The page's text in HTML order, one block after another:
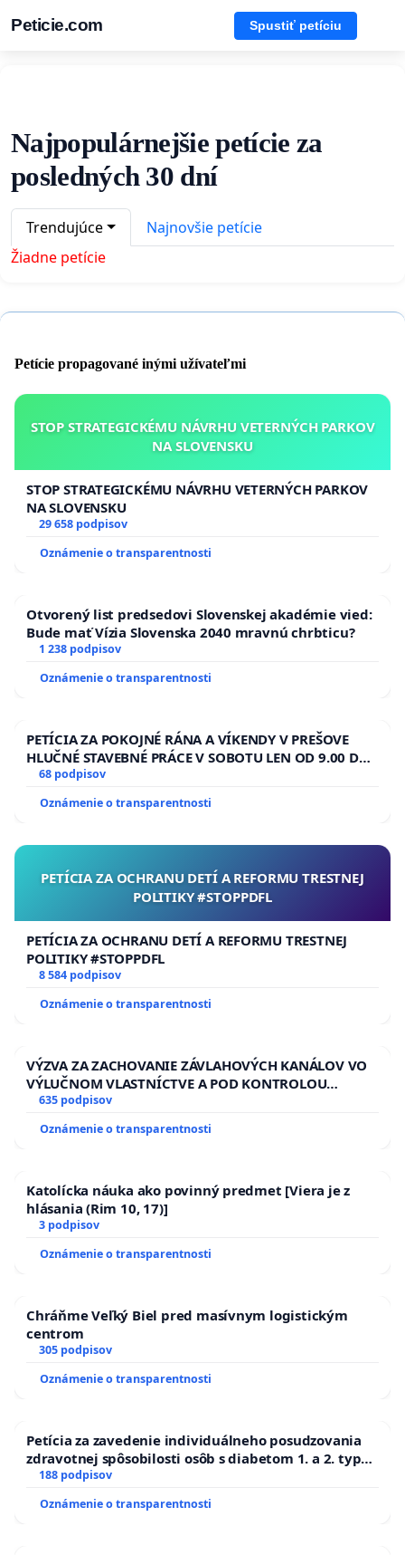
Peticie.com Spustiť petíciu
Najpopulárnejšie petície za
posledných 30 dní
Trendujúce
Najnovšie petície
Žiadne petície
Petície propagované inými užívateľmi
STOP STRATEGICKÉMU NÁVRHU VETERNÝCH PARKOV
NA SLOVENSKU
STOP STRATEGICKÉMU NÁVRHU VETERNÝCH PARKOV
NA SLOVENSKU
29 658 podpisov
Oznámenie o transparentnosti
Otvorený list predsedovi Slovenskej akadémie vied:
Bude mať Vízia Slovenska 2040 mravnú chrbticu?
1 238 podpisov
Oznámenie o transparentnosti
PETÍCIA ZA POKOJNÉ RÁNA A VÍKENDY V PREŠOVE
HLUČNÉ STAVEBNÉ PRÁCE V SOBOTU LEN OD 9.00 DO
13.00 HOD., CEZ PRACOVNÝ TÝŽDEŇ CIEĽ 8.00 – 18.00
HOD. A PRAVIDELNÁ KONTROLA STAVBY C-AREA NA
ĎUMBIERSKEJ/MAGU
68 podpisov
Oznámenie o transparentnosti
PETÍCIA ZA OCHRANU DETÍ A REFORMU TRESTNEJ
POLITIKY #STOPPDFL
PETÍCIA ZA OCHRANU DETÍ A REFORMU TRESTNEJ
POLITIKY #STOPPDFL
8 584 podpisov
Oznámenie o transparentnosti
VÝZVA ZA ZACHOVANIE ZÁVLAHOVÝCH KANÁLOV VO
VÝLUČNOM VLASTNÍCTVE A POD KONTROLOU
SLOVENSKEJ REPUBLIKY & žiadosť na riešenie
zanedbaného stavu závlahových a odvodňovacích
kanálov na Slovensku
635 podpisov
Oznámenie o transparentnosti
Katolícka náuka ako povinný predmet [Viera je z
hlásania (Rim 10, 17)]
3 podpisov
Oznámenie o transparentnosti
Chráňme Veľký Biel pred masívnym logistickým
centrom
305 podpisov
Oznámenie o transparentnosti
Petícia za zavedenie individuálneho posudzovania
zdravotnej spôsobilosti osôb s diabetom 1. a 2. typu
pri prijímaní do Policajného zboru SR
188 podpisov
Oznámenie o transparentnosti